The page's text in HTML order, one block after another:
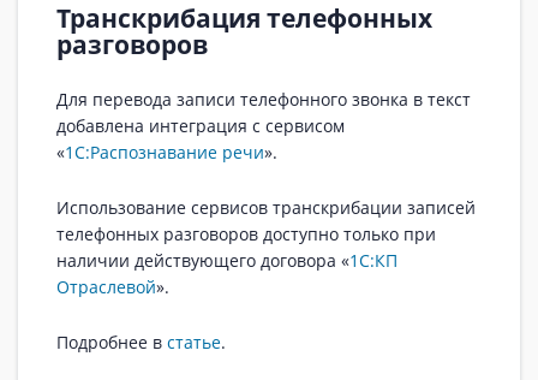
Транскрибация телефонных
разговоров
Для перевода записи телефонного звонка в текст
добавлена интеграция с сервисом
«1С:Распознавание речи».
Использование сервисов транскрибации записей
телефонных разговоров доступно только при
наличии действующего договора «1С:КП
Отраслевой».
Подробнее в статье.